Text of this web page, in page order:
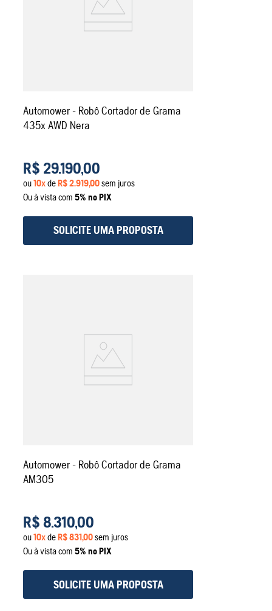
Automower - Robô Cortador de Grama
435x AWD Nera
R$ 29.190,00
ou10xdeR$2.919,00sem juros
Ou à vista com 5% no PIX
SOLICITE UMA PROPOSTA
Automower - Robô Cortador de Grama
AM305
R$ 8.310,00
ou10xdeR$831,00sem juros
Ou à vista com 5% no PIX
SOLICITE UMA PROPOSTA